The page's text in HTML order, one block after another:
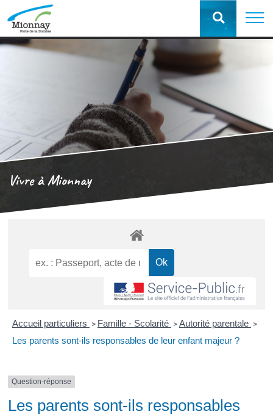
Vivre à Mionnay
Accueil particuliers > Famille - Scolarité > Autorité parentale >
Les parents sont-ils responsables de leur enfant majeur ?
Question-réponse
Les parents sont-ils responsables